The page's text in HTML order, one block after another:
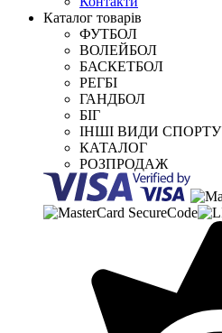
Каталог товарів
ФУТБОЛ
ВОЛЕЙБОЛ
БАСКЕТБОЛ
РЕГБІ
ГАНДБОЛ
БІГ
ІНШІ ВИДИ СПОРТУ
КАТАЛОГ
РОЗПРОДАЖ